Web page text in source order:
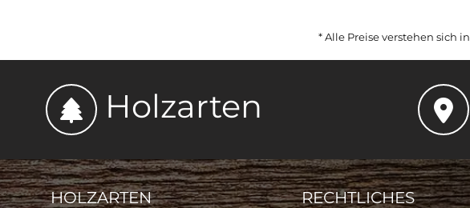
* Alle Preise verstehen sich
Holzarten
HOLZARTEN RECHTLICHES